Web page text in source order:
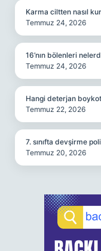
Karma ciltten nasıl
Temmuz 24, 2026
16’nın bölenleri
Temmuz 24, 2026
Hangi deterjan
Temmuz 22, 2026
7. sınıfta devşirme
Temmuz 20, 2026